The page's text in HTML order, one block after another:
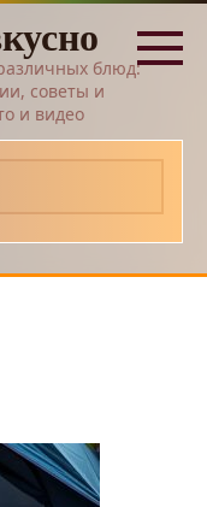
блюд:
советы и
и видео